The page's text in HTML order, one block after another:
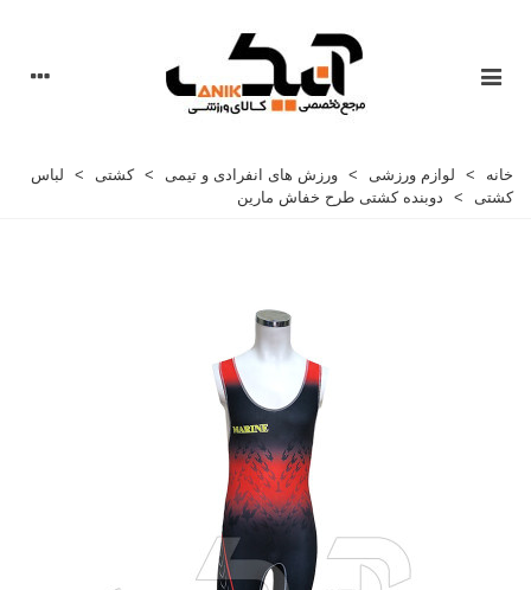
خانه > لوازم ورزشی > ورزش های انفرادی و تیمی > کشتی >
لباس
کشتی
> دوبنده کشتی طرح خفاش مارین